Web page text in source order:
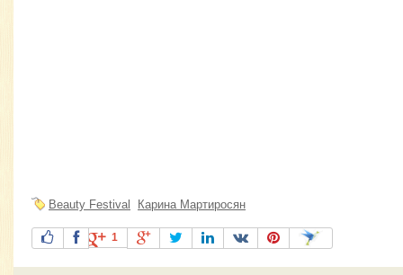
Beauty Festival Карина Мартиросян
1